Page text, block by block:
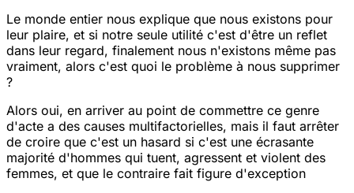
Le monde entier nous explique que nous existons pour
leur plaire, et si notre seule utilité c'est d'être un reflet
dans leur regard, finalement nous n'existons même pas
vraiment, alors c'est quoi le problème à nous supprimer
?
Alors oui, en arriver au point de commettre ce genre
d'acte a des causes multifactorielles, mais il faut arrêter
de croire que c'est un hasard si c'est une écrasante
majorité d'hommes qui tuent, agressent et violent des
femmes, et que le contraire fait figure d'exception